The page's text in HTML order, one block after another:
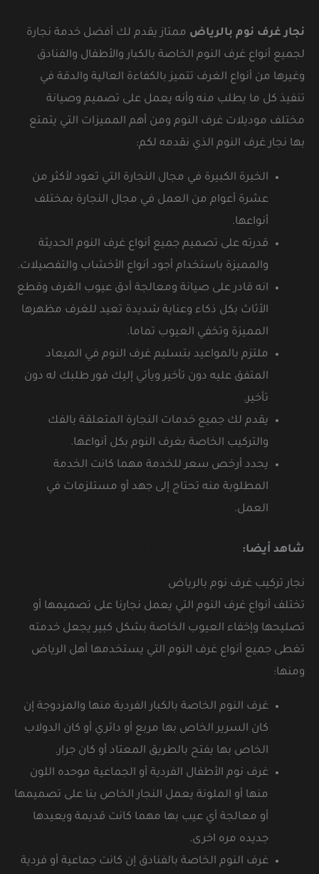
نجار غرف نوم بالرياض ممتاز يقدم لك أفضل خدمة نجارة
لجميع أنواع غرف النوم الخاصة بالكبار والأطفال والفنادق
وغيرها من أنواع الغرف تتميز بالكفاءة العالية والدقة في
تنفيذ كل ما يطلب منه وأنه يعمل على تصميم وصيانة
مختلف موديلات غرف النوم ومن أهم المميزات التي يتمتع
بها نجار غرف النوم الذي نقدمه لكم:
الخبرة الكبيرة في مجال النجارة التي تعود لأكثر من
عشرة أعوام من العمل في مجال النجارة بمختلف
أنواعها.
قدرته على تصميم جميع أنواع غرف النوم الحديثة
والمميزة باستخدام أجود أنواع الأخشاب والتفصيلات.
انه قادر على صيانة ومعالجة أدق عيوب الغرف وقطع
الأثاث بكل ذكاء وعناية شديدة تعيد للغرف مظهرها
المميزة وتخفي العيوب تماما.
ملتزم بالمواعيد بتسليم غرف النوم في الميعاد
المتفق عليه دون تأخير ويأتي إليك فور طلبك له دون
تأخير.
يقدم لك جميع خدمات النجارة المتعلقة بالفك
والتركيب الخاصة بغرف النوم بكل أنواعها.
يحدد أرخص سعر للخدمة مهما كانت الخدمة
المطلوبة منه تحتاج إلى جهد أو مستلزمات في
العمل.
شاهد أيضا:
نجار تركيب غرف نوم بالرياض
تختلف أنواع غرف النوم التي يعمل نجارنا على تصميمها أو
تصليحها وإخفاء العيوب الخاصة بشكل كبير يجعل خدمته
تغطى جميع أنواع غرف النوم التي يستخدمها أهل الرياض
ومنها:
غرف النوم الخاصة بالكبار الفردية منها والمزدوجة إن
كان السرير الخاص بها مربع أو دائري أو كان الدولاب
الخاص بها يفتح بالطريق المعتاد أو كان جرار.
غرف نوم الأطفال الفردية أو الجماعية موحده اللون
منها أو الملونة يعمل النجار الخاص بنا على تصميمها
أو معالجة أي عيب بها مهما كانت قديمة ويعيدها
جديده مره اخرى.
غرف النوم الخاصة بالفنادق إن كانت جماعية أو فردية